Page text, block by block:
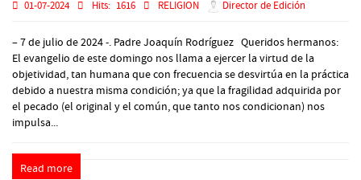
01-07-2024 Hits: 1616 RELIGION Director de Edición
– 7 de julio de 2024 -. Padre Joaquín Rodríguez Queridos hermanos:
El evangelio de este domingo nos llama a ejercer la virtud de la
objetividad, tan humana que con frecuencia se desvirtúa en la práctica
debido a nuestra misma condición; ya que la fragilidad adquirida por
el pecado (el original y el común, que tanto nos condicionan) nos
impulsa...
Read more